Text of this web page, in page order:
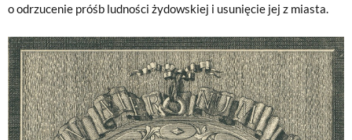
o odrzucenie próśb ludności żydowskiej i usunięcie jej z miasta.